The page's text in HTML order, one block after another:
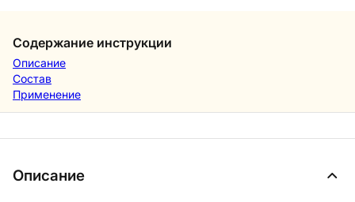
Содержание инструкции
Описание
Состав
Применение
Описание